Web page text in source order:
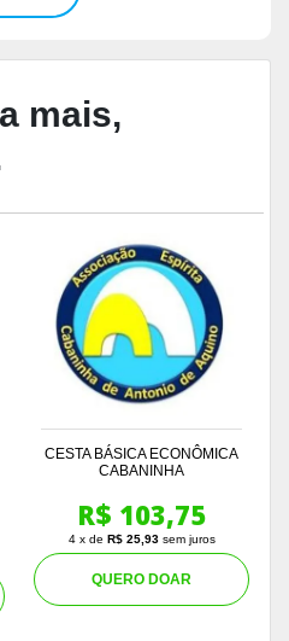
mais,
CESTA BÁSICA ECONÔMICA
CABANINHA
R$ 103,75
4 x de R$ 25,93sem juros
QUERO DOAR